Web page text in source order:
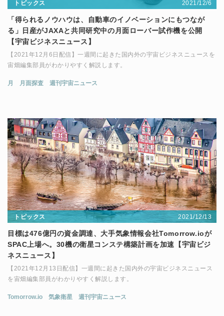
トピックス 2021/12/6
「得られるノウハウは、自動車のイノベーションにもつなが
る」日産がJAXAと共同研究中の月面ローバー試作機を公開
【宇宙ビジネスニュース】
【2021年12月6日配信】一週間に起きた国内外の宇宙ビジネスニュースを
宙畑編集部員がわかりやすく解説します。
月 月面探査 週刊宇宙ニュース
トピックス 2021/12/13
目標は476億円の資金調達、大手気象情報会社Tomorrow.ioが
SPAC上場へ。30機の衛星コンステ構築計画を加速【宇宙ビジ
ネスニュース】
【2021年12月13日配信】一週間に起きた国内外の宇宙ビジネスニュース
を宙畑編集部員がわかりやすく解説します。
Tomorrow.io 気象衛星 週刊宇宙ニュース